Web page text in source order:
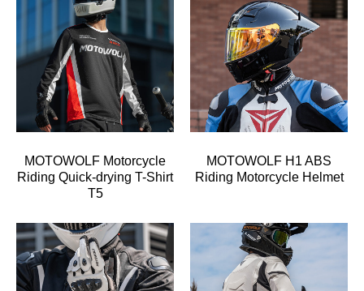
MOTOWOLF Motorcycle
Riding Quick-drying T-Shirt
T5
MOTOWOLF H1 ABS
Riding Motorcycle Helmet